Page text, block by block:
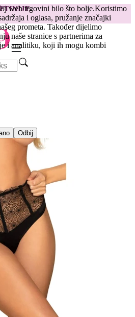
web trgovini bilo što bolje.Koristimo
i oglasa, pružanje značajki
prometa. Također dijelimo
naše stranice s partnerima za
i analitiku, koji ih mogu kombi
Odbij
crne